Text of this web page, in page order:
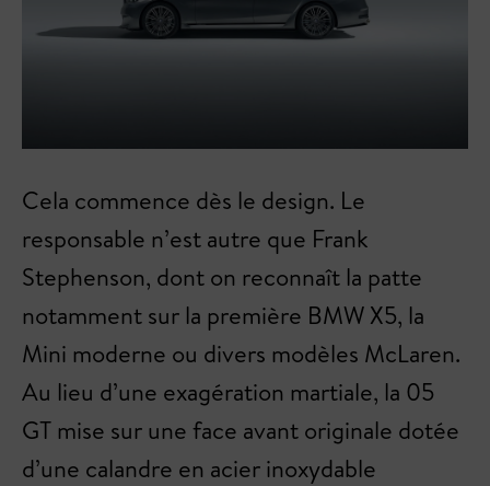
Cela commence dès le design. Le
responsable n’est autre que Frank
Stephenson, dont on reconnaît la patte
notamment sur la première BMW X5, la
Mini moderne ou divers modèles McLaren.
Au lieu d’une exagération martiale, la 05
GT mise sur une face avant originale dotée
d’une calandre en acier inoxydable